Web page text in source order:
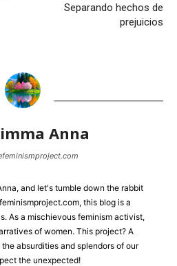
Separando hechos de
prejuicios
Anna
and let's tumble down the rabbit
this blog is a
As a mischievous feminism activist,
of women. This project? A
absurdities and splendors of our
the unexpected!